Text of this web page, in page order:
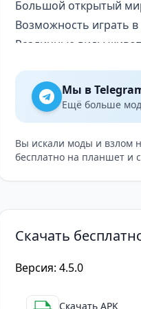
Большой открытый
Возможность играть в
Различные виды
Недостатки
Некоторые игроки
Отсутствие четкого
Советы по игре
Используйте ваше
Развивайте навыки
Следите за здоровьем
почувствовать себя
физикой и
Мы в
Ещё больше
Вы искали моды и взлом
бесплатно на планшет и
Скачать
Версия: 4.5.0
Скачать APK